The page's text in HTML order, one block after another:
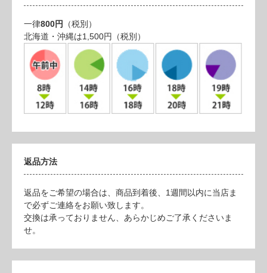
一律800円
（税別）
北海道・沖縄は1,500円（税別）
返品方法
返品をご希望の場合は、商品到着後、1週間以内に当店ま
で必ずご連絡をお願い致します。
交換は承っておりません、あらかじめご了承くださいま
せ。